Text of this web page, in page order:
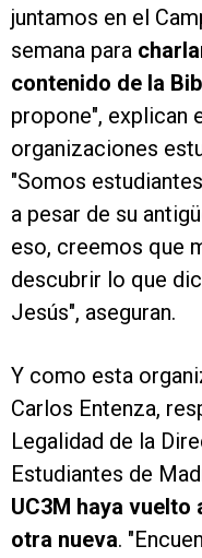
juntamos en el
semana para
contenido de la
propone", explican
organizaciones
"Somos
a pesar de su
eso, creemos que
descubrir lo que
Jesús", aseguran.
Y como esta
Carlos Entenza,
Legalidad de la
Estudiantes de
UC3M haya
otra nueva.